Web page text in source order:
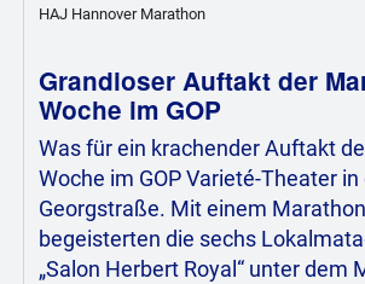
HAJ Hannover Marathon
Grandioser Auftakt der
Woche im GOP
Was für ein krachender Auftakt
Woche im GOP Varieté-Theater in
Georgstraße. Mit einem
begeisterten die sechs
„Salon Herbert Royal“ unter dem